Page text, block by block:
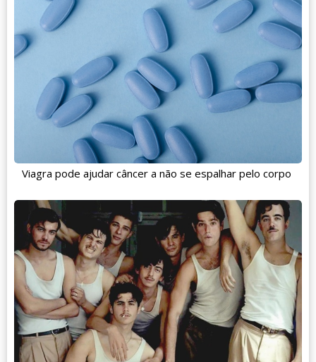
Viagra pode ajudar câncer a não se espalhar pelo corpo